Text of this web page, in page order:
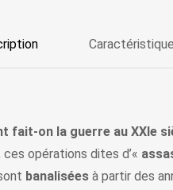
fait-on la guerre au XXIe
ces opérations dites d’«
banalisées à partir des